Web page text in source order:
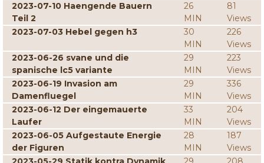
2023-07-10 Haengende Bauern
Teil 2
26
MIN
81
Views
2023-07-03 Hebel gegen h3
30
MIN
226
Views
2023-06-26 svane und die
spanische lc5 variante
29
MIN
223
Views
2023-06-19 Invasion am
Damenfluegel
29
MIN
336
Views
2023-06-12 Der eingemauerte
Laufer
33
MIN
204
Views
2023-06-05 Aufgestaute Energie
der Figuren
28
MIN
187
Views